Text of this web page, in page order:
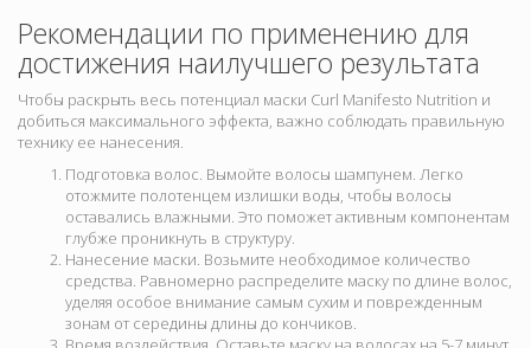
Рекомендации по применению для
достижения наилучшего результата
Чтобы раскрыть весь потенциал маски Curl Manifesto Nutrition и
добиться максимального эффекта, важно соблюдать правильную
технику ее нанесения.
Подготовка волос. Вымойте волосы шампунем. Легко
отожмите полотенцем излишки воды, чтобы волосы
оставались влажными. Это поможет активным компонентам
глубже проникнуть в структуру.
Нанесение маски. Возьмите необходимое количество
средства. Равномерно распределите маску по длине волос,
уделяя особое внимание самым сухим и поврежденным
зонам от середины длины до кончиков.